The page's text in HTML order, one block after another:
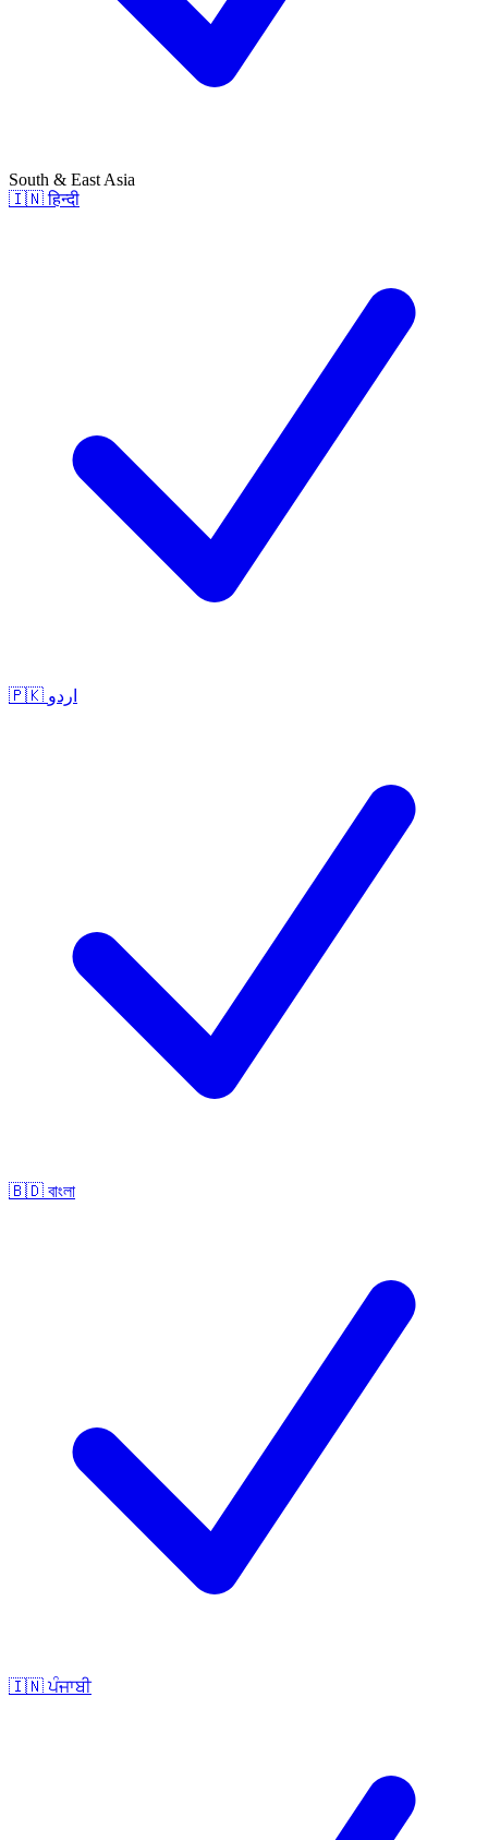
South & East Asia
🇮🇳 हिन्दी
🇵🇰 اردو
🇧🇩 বাংলা
🇮🇳 ਪੰਜਾਬੀ